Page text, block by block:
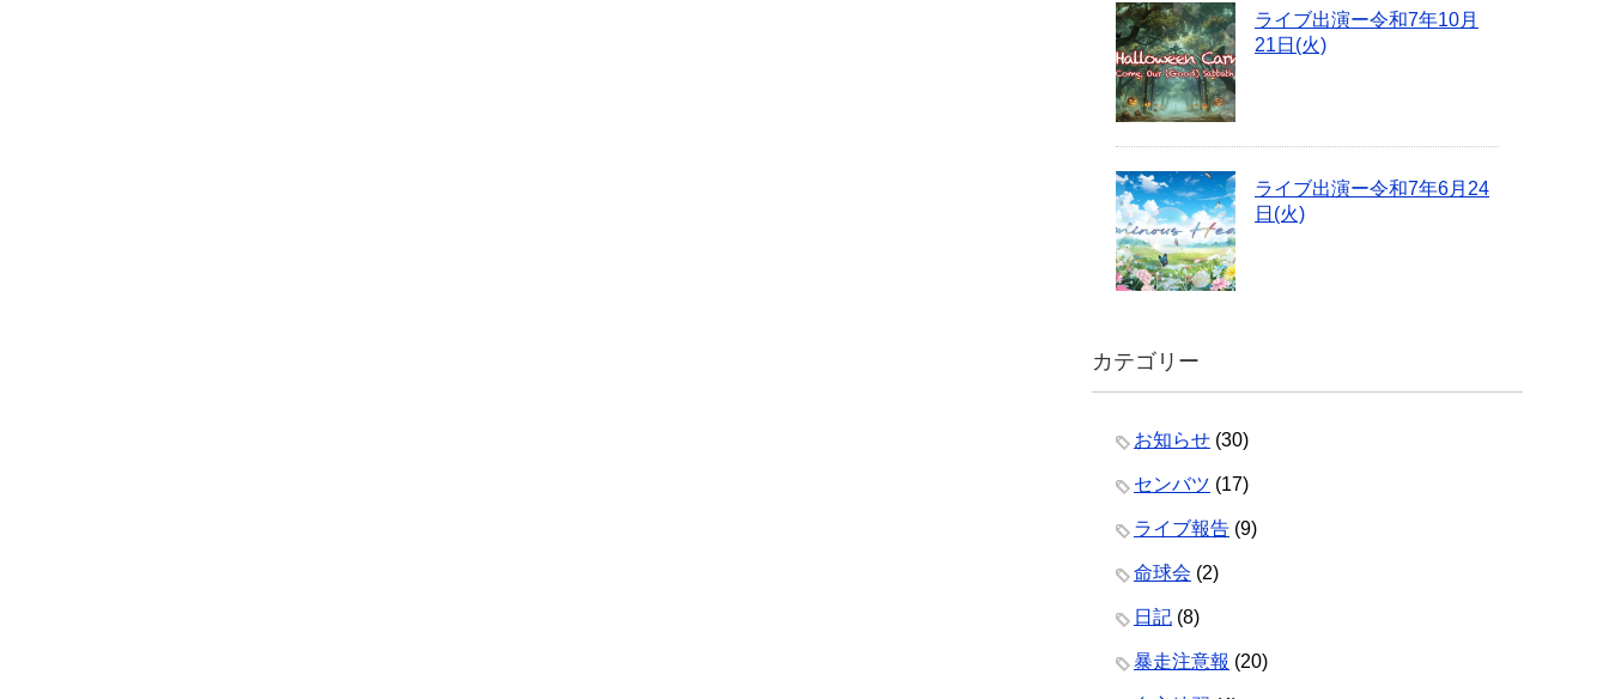
ライブ出演ー令和7年10月
21日(火)
ライブ出演ー令和7年6月24
日(火)
カテゴリー
お知らせ (30)
センバツ (17)
ライブ報告 (9)
命球会 (2)
日記 (8)
暴走注意報 (20)